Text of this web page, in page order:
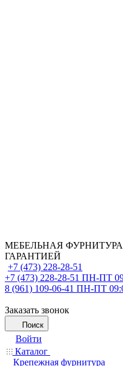
МЕБЕЛЬНАЯ
ГАРАНТИЕЙ
+7 (473) 228-28-51
+7 (473) 228-28-51 ПН-ПТ
8 (961) 109-06-41 ПН-ПТ
Заказать звонок
Поиск
Войти
Каталог
Крепежная фурнитура